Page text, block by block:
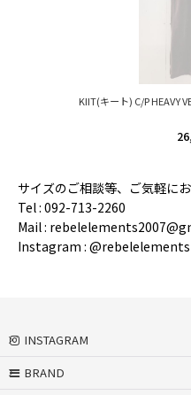
KIIT(キート) C/P HEAVY
サイズのご相談等、ご気軽にお
Tel : 092-713-2260
Mail :
Instagram : @rebelelements
INSTAGRAM
BRAND